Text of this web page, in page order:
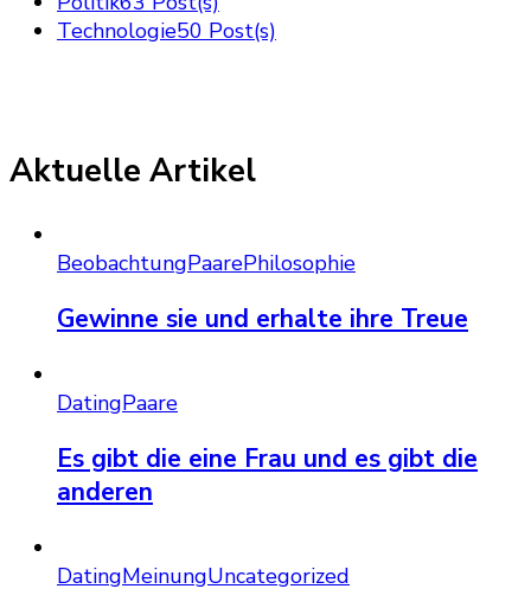
Technologie50 Post(s)
Aktuelle Artikel
BeobachtungPaarePhilosophie
Gewinne sie und erhalte ihre Treue
DatingPaare
Es gibt die eine Frau und es gibt die
anderen
DatingMeinungUncategorized